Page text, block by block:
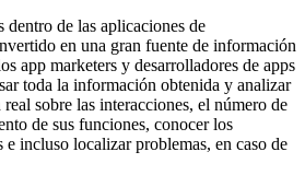
dentro de las aplicaciones de
en una gran fuente de información
app marketers y desarrolladores de apps
toda la información obtenida y analizar
sobre las interacciones, el número de
de sus funciones, conocer los
e incluso localizar problemas, en caso de